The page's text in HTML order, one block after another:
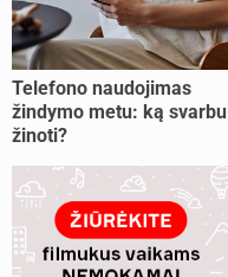
Telefono naudojimas
žindymo metu: ką svarbu
žinoti?